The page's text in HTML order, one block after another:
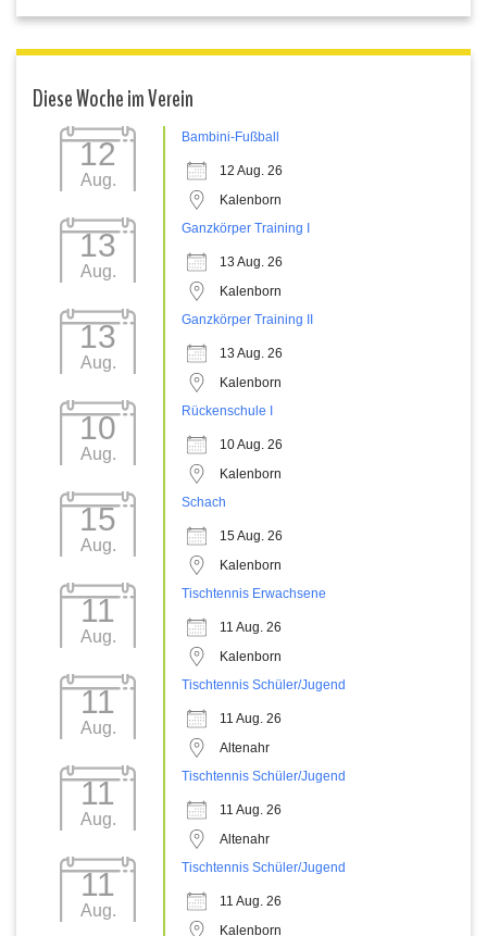
Diese Woche im Verein
12
Aug.
Bambini-Fußball
12 Aug. 26
Kalenborn
13
Aug.
Ganzkörper Training I
13 Aug. 26
Kalenborn
13
Aug.
Ganzkörper Training II
13 Aug. 26
Kalenborn
10
Aug.
Rückenschule I
10 Aug. 26
Kalenborn
15
Aug.
Schach
15 Aug. 26
Kalenborn
11
Aug.
Tischtennis Erwachsene
11 Aug. 26
Kalenborn
11
Aug.
Tischtennis Schüler/Jugend
11 Aug. 26
Altenahr
11
Aug.
Tischtennis Schüler/Jugend
11 Aug. 26
Altenahr
11
Aug.
Tischtennis Schüler/Jugend
11 Aug. 26
Kalenborn